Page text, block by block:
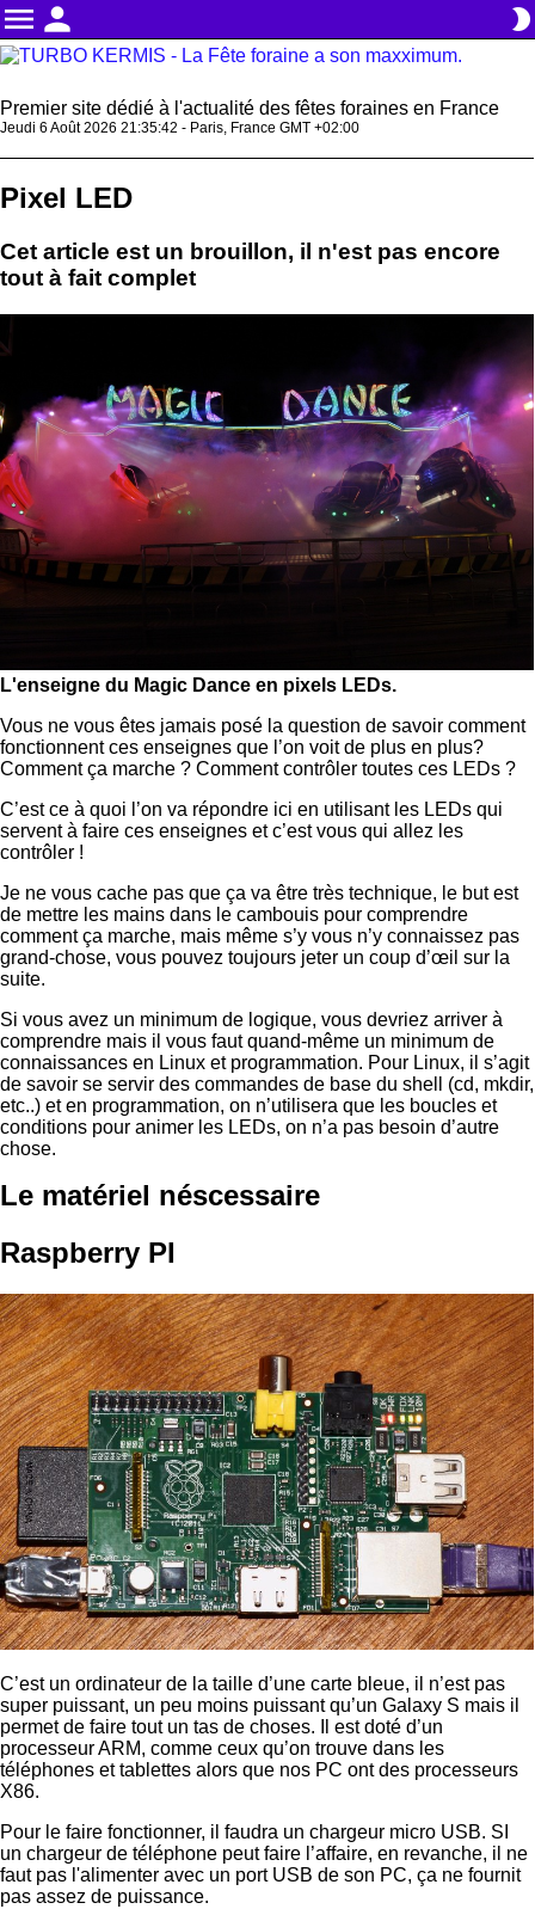
menu person brightness_2
Premier site dédié à l'actualité des fêtes foraines en France
Jeudi 6 Août 2026 21:35:43 - Paris, France GMT +02:00
Pixel LED
Cet article est un brouillon, il n'est pas encore
tout à fait complet
L'enseigne du Magic Dance en pixels LEDs.
Vous ne vous êtes jamais posé la question de savoir comment
fonctionnent ces enseignes que l’on voit de plus en plus?
Comment ça marche ? Comment contrôler toutes ces LEDs ?
C’est ce à quoi l’on va répondre ici en utilisant les LEDs qui
servent à faire ces enseignes et c’est vous qui allez les
contrôler !
Je ne vous cache pas que ça va être très technique, le but est
de mettre les mains dans le cambouis pour comprendre
comment ça marche, mais même s’y vous n’y connaissez pas
grand-chose, vous pouvez toujours jeter un coup d’œil sur la
suite.
Si vous avez un minimum de logique, vous devriez arriver à
comprendre mais il vous faut quand-même un minimum de
connaissances en Linux et programmation. Pour Linux, il s’agit
de savoir se servir des commandes de base du shell (cd, mkdir,
etc..) et en programmation, on n’utilisera que les boucles et
conditions pour animer les LEDs, on n’a pas besoin d’autre
chose.
Le matériel néscessaire
Raspberry PI
C’est un ordinateur de la taille d’une carte bleue, il n’est pas
super puissant, un peu moins puissant qu’un Galaxy S mais il
permet de faire tout un tas de choses. Il est doté d’un
processeur ARM, comme ceux qu’on trouve dans les
téléphones et tablettes alors que nos PC ont des processeurs
X86.
Pour le faire fonctionner, il faudra un chargeur micro USB. SI
un chargeur de téléphone peut faire l’affaire, en revanche, il ne
faut pas l'alimenter avec un port USB de son PC, ça ne fournit
pas assez de puissance.